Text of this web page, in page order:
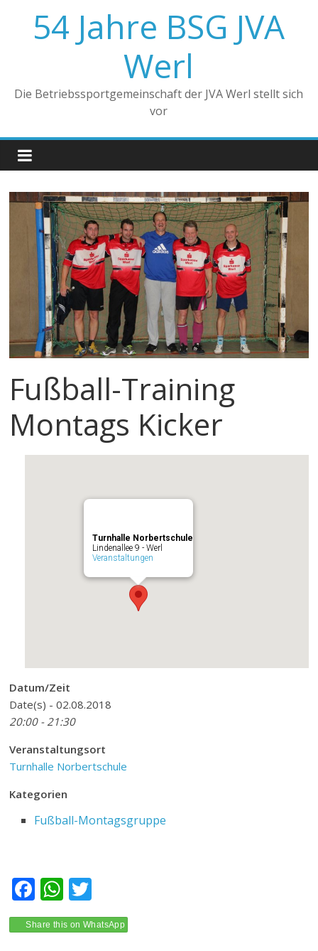
springen54 Jahre BSG JVA
Werl
Die Betriebssportgemeinschaft der JVA Werl stellt sich
vor
Fußball-Training
Montags Kicker
Turnhalle Norbertschule
Lindenallee 9 - Werl
Veranstaltungen
Datum/Zeit
Date(s) - 02.08.2018
20:00 - 21:30
Veranstaltungsort
Turnhalle Norbertschule
Kategorien
Fußball-Montagsgruppe
F
ac
e
W
h
at
w
itt
Share this on WhatsApp